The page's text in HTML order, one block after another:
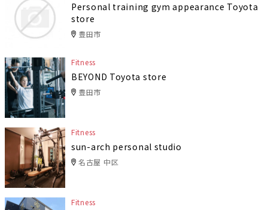
Personal training gym appearance Toyota
store
豊田市
Fitness
BEYOND Toyota store
豊田市
Fitness
sun-arch personal studio
名古屋 中区
Fitness